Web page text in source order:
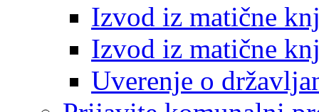
Izvod iz matične
Izvod iz matične
Uverenje o